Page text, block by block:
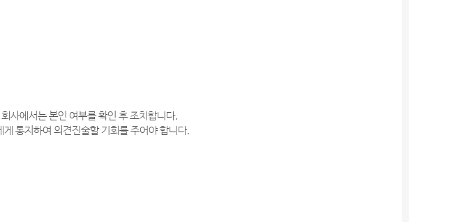
사에서는 본인 여부를 확인 후 조치합니다.
통지하여 의견진술할 기회를 주어야 합니다.